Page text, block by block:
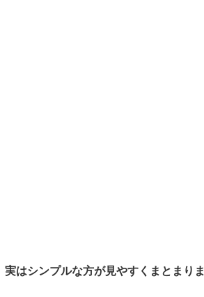
実はシンプルな方が見やすくまとまりま